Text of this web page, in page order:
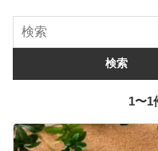
検索
1〜1